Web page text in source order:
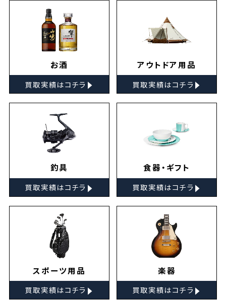
お酒
買取実績はコチラ ▸
アウトドア用品
買取実績はコチラ ▸
釣具
買取実績はコチラ ▸
食器・ギフト
買取実績はコチラ ▸
スポーツ用品
買取実績はコチラ ▸
楽器
買取実績はコチラ ▸